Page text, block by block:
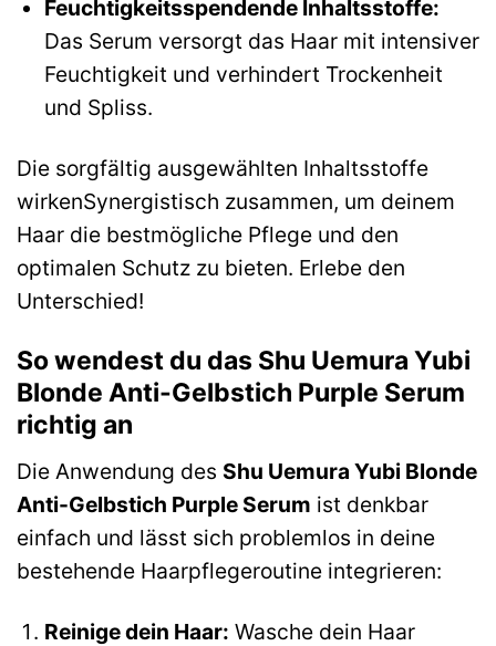
Feuchtigkeitsspendende Inhaltsstoffe:
Das Serum versorgt das Haar mit intensiver
Feuchtigkeit und verhindert Trockenheit
und Spliss.
Die sorgfältig ausgewählten Inhaltsstoffe
wirkenSynergistisch zusammen, um deinem
Haar die bestmögliche Pflege und den
optimalen Schutz zu bieten. Erlebe den
Unterschied!
So wendest du das Shu Uemura Yubi
Blonde Anti-Gelbstich Purple Serum
richtig an
Die Anwendung des Shu Uemura Yubi Blonde
Anti-Gelbstich Purple Serum ist denkbar
einfach und lässt sich problemlos in deine
bestehende Haarpflegeroutine integrieren:
Reinige dein Haar: Wasche dein Haar